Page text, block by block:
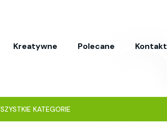
Kreatywne Polecane Kontakt
KATEGORIE